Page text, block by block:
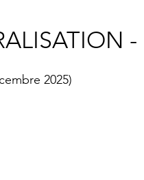
-
2025)